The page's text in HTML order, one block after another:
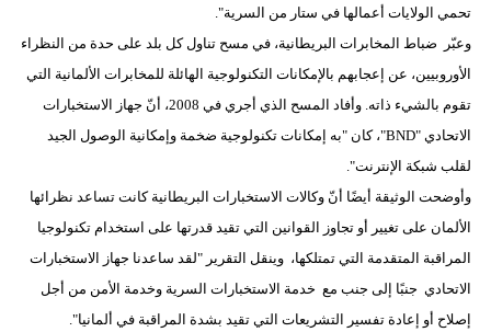
تحمي الولايات أعمالها في ستار من السرية".
وعبّر ضباط المخابرات البريطانية، في مسح تناول كل بلد على حدة من النظراء
الأوروبيين، عن إعجابهم بالإمكانات التكنولوجية الهائلة للمخابرات الألمانية التي
تقوم بالشيء ذاته. وأفاد المسح الذي أجري في 2008، أنّ جهاز الاستخبارات
الاتحادي "BND"، كان "به إمكانات تكنولوجية ضخمة وإمكانية الوصول الجيد
لقلب شبكة الإنترنت".
وأوضحت الوثيقة أيضًا أنّ وكالات الاستخبارات البريطانية كانت تساعد نظرائها
الألمان على تغيير أو تجاوز القوانين التي تقيد قدرتها على استخدام تكنولوجيا
المراقبة المتقدمة التي تمتلكها، وينقل التقرير "لقد ساعدنا جهاز الاستخبارات
الاتحادي جنبًا إلى جنب مع خدمة الاستخبارات السرية وخدمة الأمن من أجل
إصلاح أو إعادة تفسير التشريعات التي تقيد بشدة المراقبة في ألمانيا".